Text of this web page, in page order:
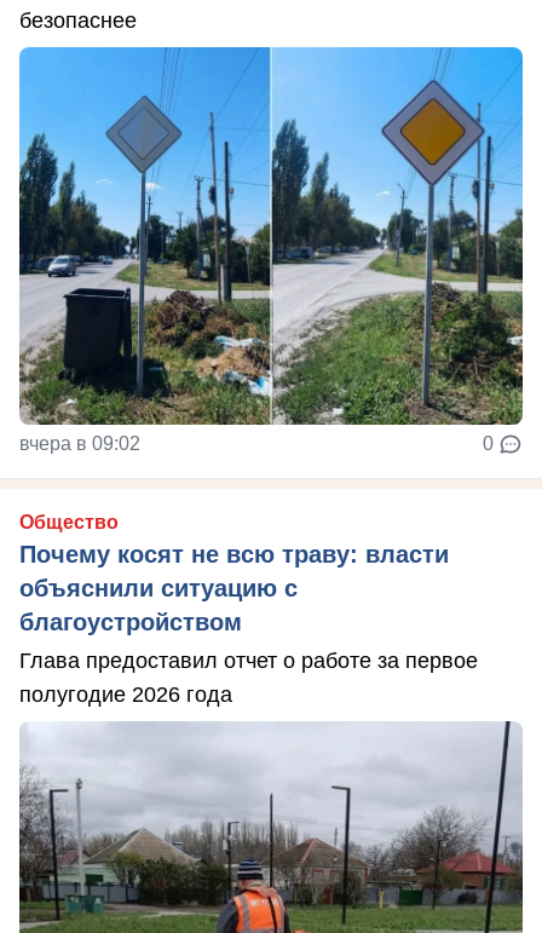
безопаснее
вчера в 09:02 0
Общество
Почему косят не всю траву: власти
объяснили ситуацию с
благоустройством
Глава предоставил отчет о работе за первое
полугодие 2026 года